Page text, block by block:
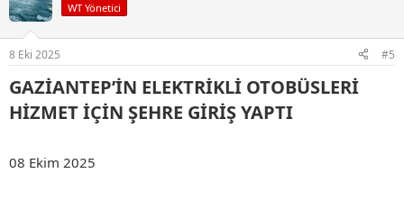
l
WT Yönetici
8 Eki 2025 #5
GAZİANTEP’İN ELEKTRİKLİ OTOBÜSLERİ
HİZMET İÇİN ŞEHRE GİRİŞ YAPTI​
08 Ekim 2025